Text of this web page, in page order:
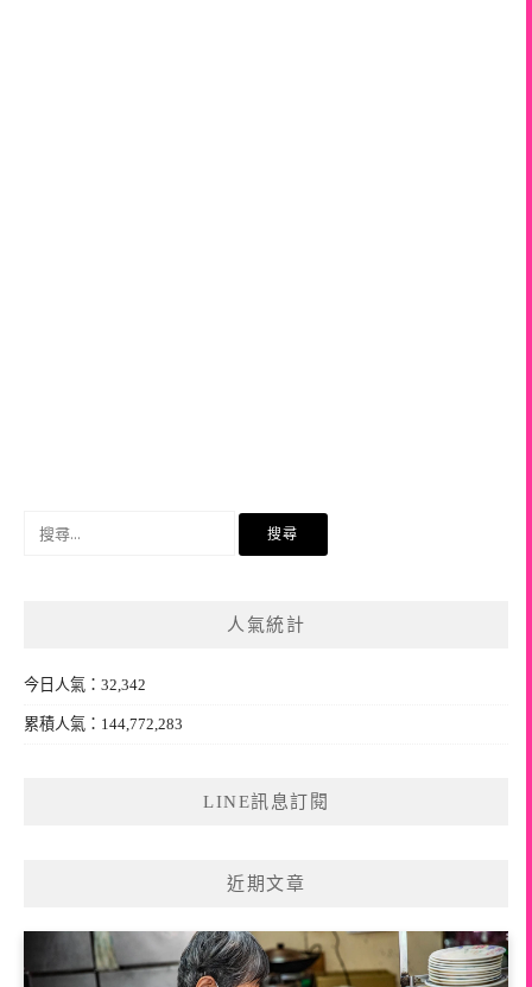
人氣統計
今日人氣：32,342
累積人氣：144,772,283
LINE訊息訂閱
近期文章